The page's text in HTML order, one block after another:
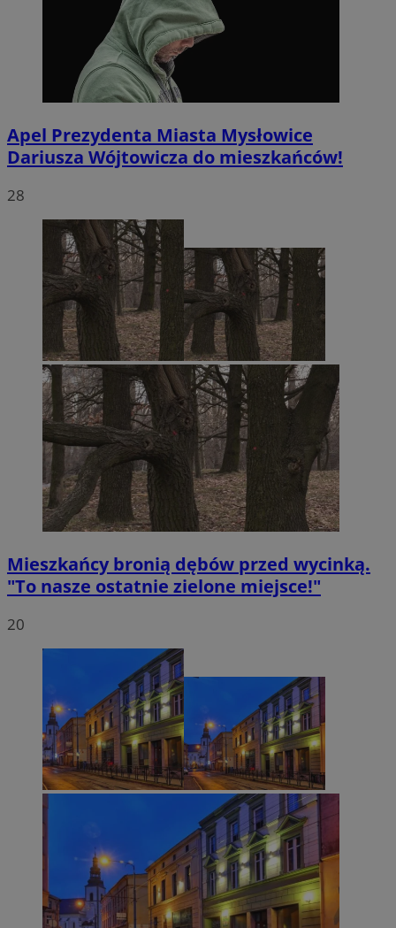
Apel Prezydenta Miasta Mysłowice
Dariusza Wójtowicza do mieszkańców!
28
Mieszkańcy bronią dębów przed wycinką.
"To nasze ostatnie zielone miejsce!"
20